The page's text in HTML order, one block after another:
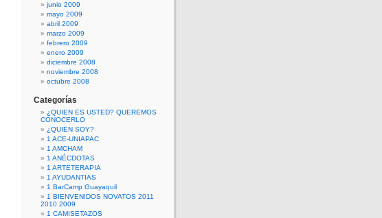
junio 2009
mayo 2009
abril 2009
marzo 2009
febrero 2009
enero 2009
diciembre 2008
noviembre 2008
octubre 2008
Categorías
¿QUIEN ES USTED? QUEREMOS
CONOCERLO
¿QUIEN SOY?
1 ACE-UNIAPAC
1 AMCHAM
1 ANÉCDOTAS
1 ARTETERAPIA
1 AYUDANTIAS
1 BarCamp Guayaquil
1 BIENVENIDOS NOVATOS 2011
2010 2009
1 CAMISETAZOS